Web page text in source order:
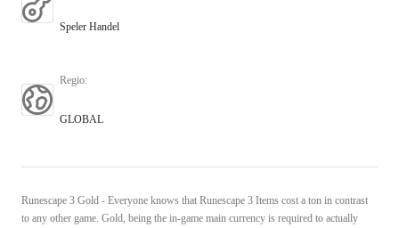
Speler Handel
Regio:
GLOBAL
Runescape 3 Gold - Everyone knows that Runescape 3 Items cost a ton in contrast
to any other game. Gold, being the in-game main currency is required to actually